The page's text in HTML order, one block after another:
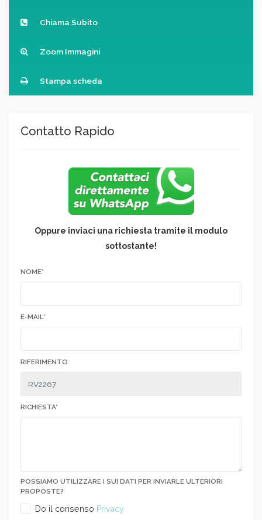
Chiama Subito
Zoom Immagini
Stampa scheda
Contatto Rapido
Oppure inviaci una richiesta tramite il modulo
sottostante!
NOME*
E-MAIL*
RIFERIMENTO
RICHIESTA*
POSSIAMO UTILIZZARE I SUI DATI PER INVIARLE ULTERIORI
PROPOSTE?
Do il consenso Privacy